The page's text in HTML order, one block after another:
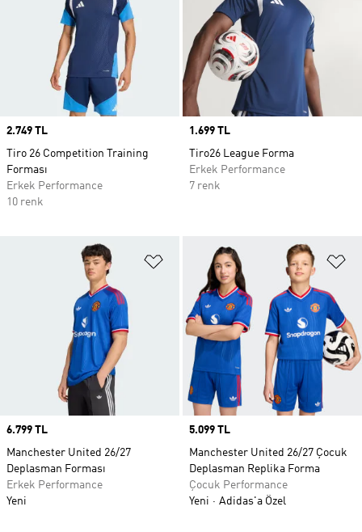
Price
2.749 TL
Tiro 26 Competition Training
Forması
Erkek Performance
10 renk
Price
1.699 TL
Tiro26 League Forma
Erkek Performance
7 renk
Favori Listesine Ekle
Price
6.799 TL
Manchester United 26/27
Deplasman Forması
Erkek Performance
Yeni
Price
5.099 TL
Manchester United 26/27 Çocuk
Deplasman Replika Forma
Çocuk Performance
Yeni
Adidas'a Özel